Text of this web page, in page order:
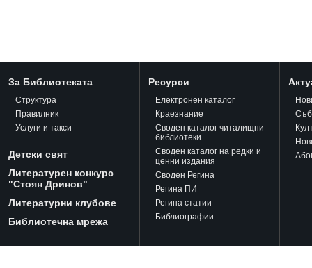
За Библиотеката
Структура
Правилник
Услуги и такси
Детски свят
Литературен конкурс
"Стоян Дринов"
Литературни клубове
Библиотечна мрежа
Ресурси
Електронен каталог
Краезнание
Своден каталог читалищни
библиотеки
Своден каталог на редки и
ценни издания
Своден Регина
Регина ПИ
Регина статии
Библиографии